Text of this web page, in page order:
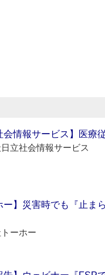
会情報サービス】医療
立社会情報サービス
ー】災害時でも『止
ーホー